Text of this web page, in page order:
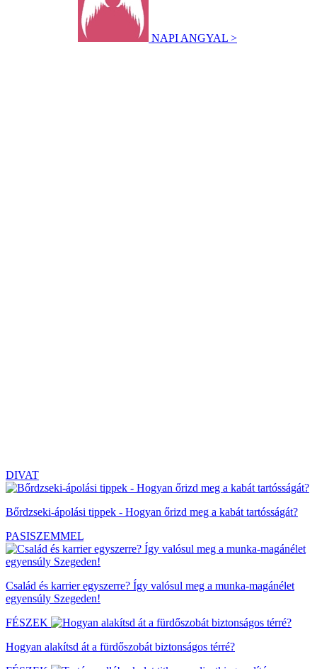
NAPI ANGYAL >
DIVAT
Bőrdzseki-ápolási tippek - Hogyan őrizd meg a kabát tartósságát?
PASISZEMMEL
Család és karrier egyszerre? Így valósul meg a munka-magánélet
egyensúly Szegeden!
FÉSZEK
Hogyan alakítsd át a fürdőszobát biztonságos térré?